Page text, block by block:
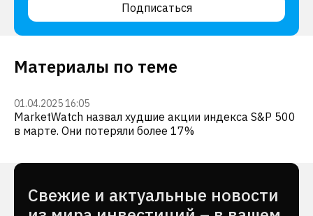
Подписаться
Материалы по теме
01.04.2025 16:05
MarketWatch назвал худшие акции индекса S&P 500
в марте. Они потеряли более 17%
Cвежие и актуальные новости